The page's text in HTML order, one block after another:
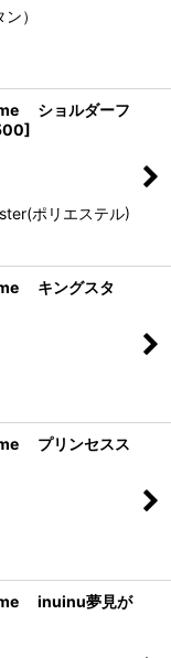
）
ショルダーフ
]
ポリエステル)
キングスタ
プリンセスス
inuinu夢見が